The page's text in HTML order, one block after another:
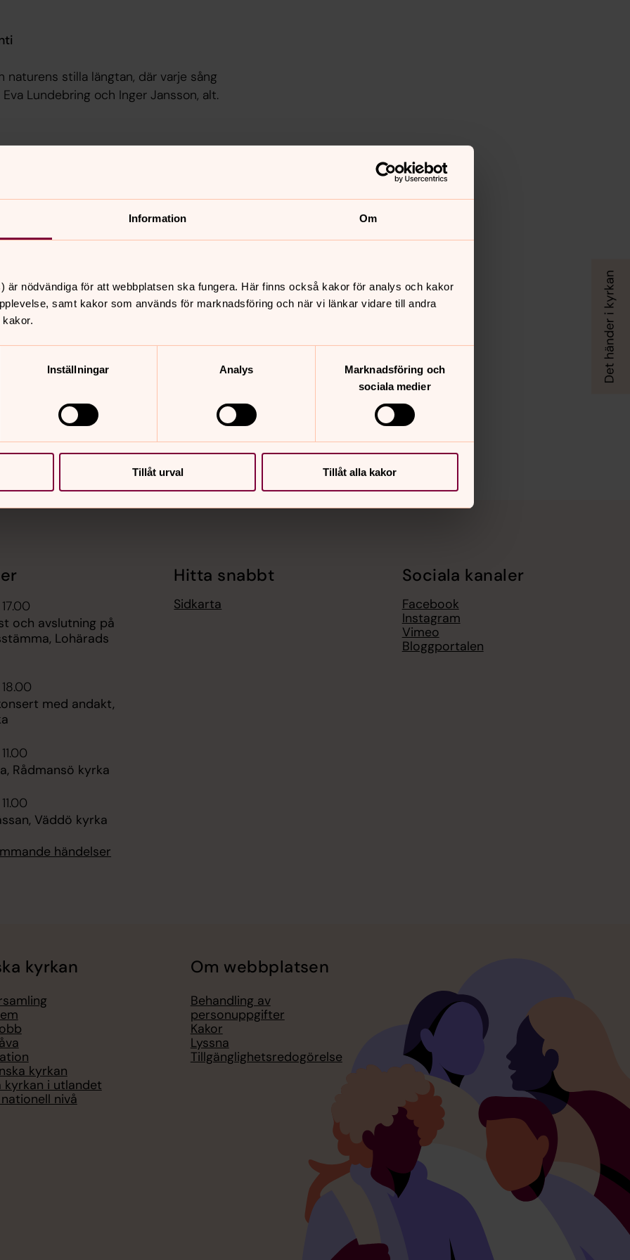
Information Om
är nödvändiga för att webbplatsen ska fungera. Här finns också kakor för analys och kakor
samt kakor som används för marknadsföring och när vi länkar vidare till andra
Inställningar Analys
Marknadsföring och
sociala medier
Tillåt urval Tillåt alla kakor
naturens stilla längtan, där varje sång
Lundebring och Inger Jansson, alt.
piano.
bjuder på ett somrigt
och avslutning på
Lohärads
med andakt,
Rådmansö kyrka
Väddö kyrka
händelser
Hitta snabbt
Sidkarta
Sociala kanaler
Facebook
Instagram
Vimeo
Bloggportalen
kyrkan
kyrkan
kyrkan i utlandet
nivå
Om webbplatsen
Behandling av
personuppgifter
Kakor
Lyssna
Tillgänglighetsredogörelse